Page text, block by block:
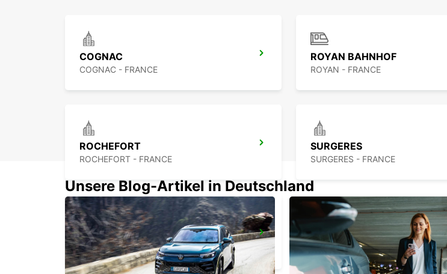
COGNAC
COGNAC - FRANCE
ROYAN BAHNHOF
ROYAN - FRANCE
ROCHEFORT
ROCHEFORT - FRANCE
SURGERES
SURGERES - FRANCE
DOLUS-D'OLERON
DOLUS D OLERON - FRANCE
LESPARRE-MEDOC
LESPARRE-MEDOC - FRANCE
Unsere Blog-Artikel in Deutschland